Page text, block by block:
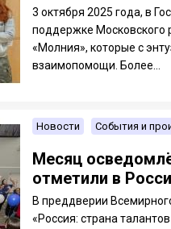
3 октября 2025 года, в
поддержке Московского
«Молния», которые с
взаимопомощи. Более...
Новости События и
Месяц
отметили в
В преддверии
«Россия: страна